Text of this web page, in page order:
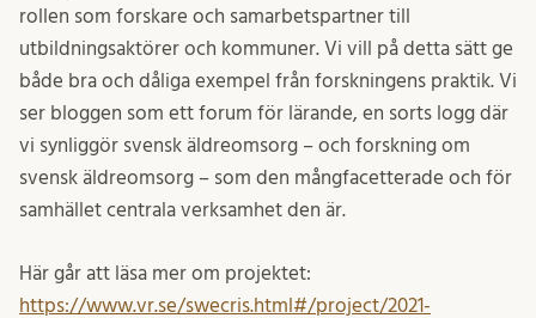
rollen som forskare och samarbetspartner till
utbildningsaktörer och kommuner. Vi vill på detta sätt ge
både bra och dåliga exempel från forskningens praktik. Vi
ser bloggen som ett forum för lärande, en sorts logg där
vi synliggör svensk äldreomsorg – och forskning om
svensk äldreomsorg – som den mångfacetterade och för
samhället centrala verksamhet den är.
Här går att läsa mer om projektet:
https://www.vr.se/swecris.html#/project/2021-